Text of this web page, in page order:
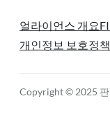
얼라이언스 개요
개인정보 보호정책
Copyright © 2025 판